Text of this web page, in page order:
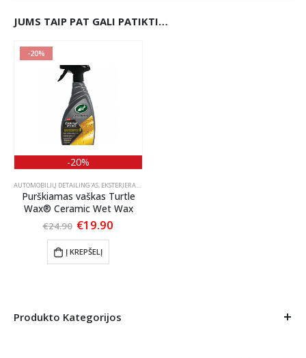
JUMS TAIP PAT GALI PATIKTI…
-20%
-20%
AUTOMOBILIŲ DETAILING'AS, EKSTERJERAS ,
Purškiamas vaškas Turtle
Wax® Ceramic Wet Wax
€24.90 Original
was:
€24.90.
€19.90
Į KREPŠELĮ
Produkto Kategorijos